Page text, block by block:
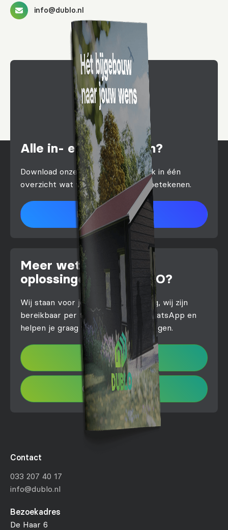
info@dublo.nl
Meer weten over de
oplossingen van DUBLO?
Wij staan voor je klaar! Stel je vraag, wij zijn
bereikbaar per telefoon, mail of WhatsApp en
helpen je graag verder met al je vragen.
info@dublo.nl
033 – 207 40 17
Alle in- en outs weten?
Download onze brochure en ontdek in één
overzicht wat we voor je kunnen betekenen.
Download brochure
Contact
033 207 40 17
info@dublo.nl
Bezoekadres
De Haar 6